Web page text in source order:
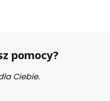
pomocy?
Ciebie.